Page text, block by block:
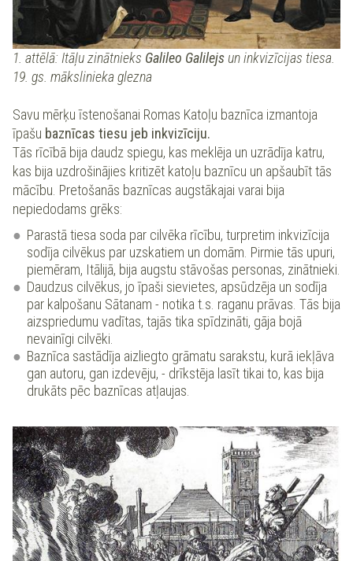
1. attēlā: Itāļu zinātnieks Galileo Galilejs un inkvizīcijas tiesa.
19. gs. mākslinieka glezna
Savu mērķu īstenošanai Romas Katoļu baznīca izmantoja
īpašu baznīcas tiesu jeb inkvizīciju.
Tās rīcībā bija daudz spiegu, kas meklēja un uzrādīja katru,
kas bija uzdrošinājies kritizēt katoļu baznīcu un apšaubīt tās
mācību. Pretošanās baznīcas augstākajai varai bija
nepiedodams grēks:
Parastā tiesa soda par cilvēka rīcību, turpretim inkvizīcija
sodīja cilvēkus par uzskatiem un domām. Pirmie tās upuri,
piemēram, Itālijā, bija augstu stāvošas personas, zinātnieki.
Daudzus cilvēkus, jo īpaši sievietes, apsūdzēja un sodīja
par kalpošanu Sātanam - notika t.s. raganu prāvas. Tās bija
aizspriedumu vadītas, tajās tika spīdzināti, gāja bojā
nevainīgi cilvēki.
Baznīca sastādīja aizliegto grāmatu sarakstu, kurā iekļāva
gan autoru, gan izdevēju, - drīkstēja lasīt tikai to, kas bija
drukāts pēc baznīcas atļaujas.